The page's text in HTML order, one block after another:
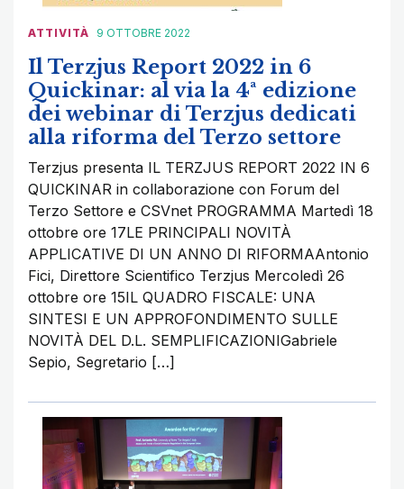
ATTIVITÀ 9 OTTOBRE 2022
Il Terzjus Report 2022 in 6
Quickinar: al via la 4ª edizione
dei webinar di Terzjus dedicati
alla riforma del Terzo settore
Terzjus presenta IL TERZJUS REPORT 2022 IN 6
QUICKINAR in collaborazione con Forum del
Terzo Settore e CSVnet PROGRAMMA Martedì 18
ottobre ore 17LE PRINCIPALI NOVITÀ
APPLICATIVE DI UN ANNO DI RIFORMAAntonio
Fici, Direttore Scientifico Terzjus Mercoledì 26
ottobre ore 15IL QUADRO FISCALE: UNA
SINTESI E UN APPROFONDIMENTO SULLE
NOVITÀ DEL D.L. SEMPLIFICAZIONIGabriele
Sepio, Segretario […]